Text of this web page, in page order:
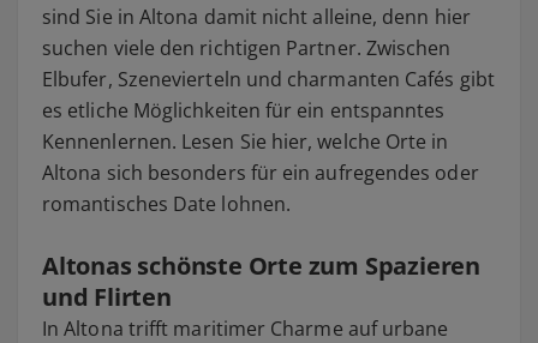
sind Sie in Altona damit nicht alleine, denn hier
suchen viele den richtigen Partner. Zwischen
Elbufer, Szenevierteln und charmanten Cafés gibt
es etliche Möglichkeiten für ein entspanntes
Kennenlernen. Lesen Sie hier, welche Orte in
Altona sich besonders für ein aufregendes oder
romantisches Date lohnen.
Altonas schönste Orte zum Spazieren
und Flirten
In Altona trifft maritimer Charme auf urbane